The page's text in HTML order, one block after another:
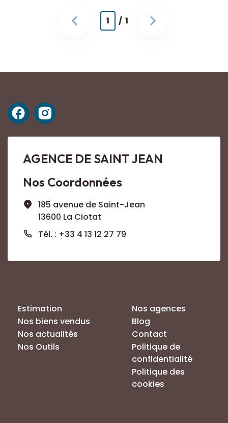
1 / 1
AGENCE DE SAINT JEAN
Nos Coordonnées
185 avenue de Saint-Jean
13600 La Ciotat
Tél. : +33 4 13 12 27 79
Estimation
Nos biens vendus
Nos actualités
Nos Outils
Nos agences
Blog
Contact
Politique de
confidentialité
Politique des
cookies